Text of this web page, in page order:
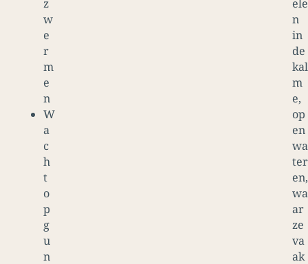
z
w
e
r
m
e
n
W
a
c
h
t
o
p
g
u
n
ele
n
in
de
kal
m
e,
op
en
wa
ter
en,
wa
ar
ze
va
ak